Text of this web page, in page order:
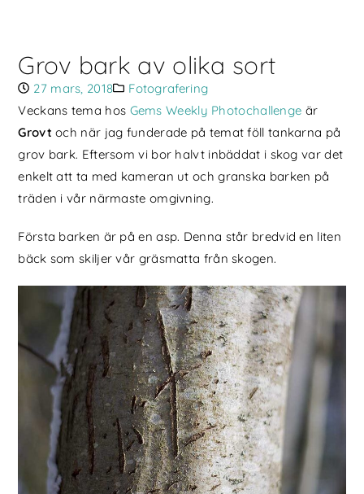
Grov bark av olika sort
27 mars, 2018
Fotografering
Veckans tema hos Gems Weekly Photochallenge är
Grovt och när jag funderade på temat föll tankarna på
grov bark. Eftersom vi bor halvt inbäddat i skog var det
enkelt att ta med kameran ut och granska barken på
träden i vår närmaste omgivning.
Första barken är på en asp. Denna står bredvid en liten
bäck som skiljer vår gräsmatta från skogen.